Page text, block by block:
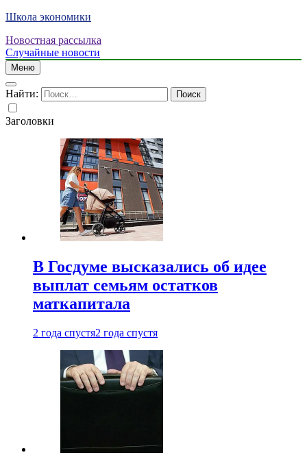
Школа экономики
Новостная рассылка
Случайные новости
Меню
Найти:
Заголовки
В Госдуме высказались об идее
выплат семьям остатков
маткапитала
2 года спустя2 года спустя